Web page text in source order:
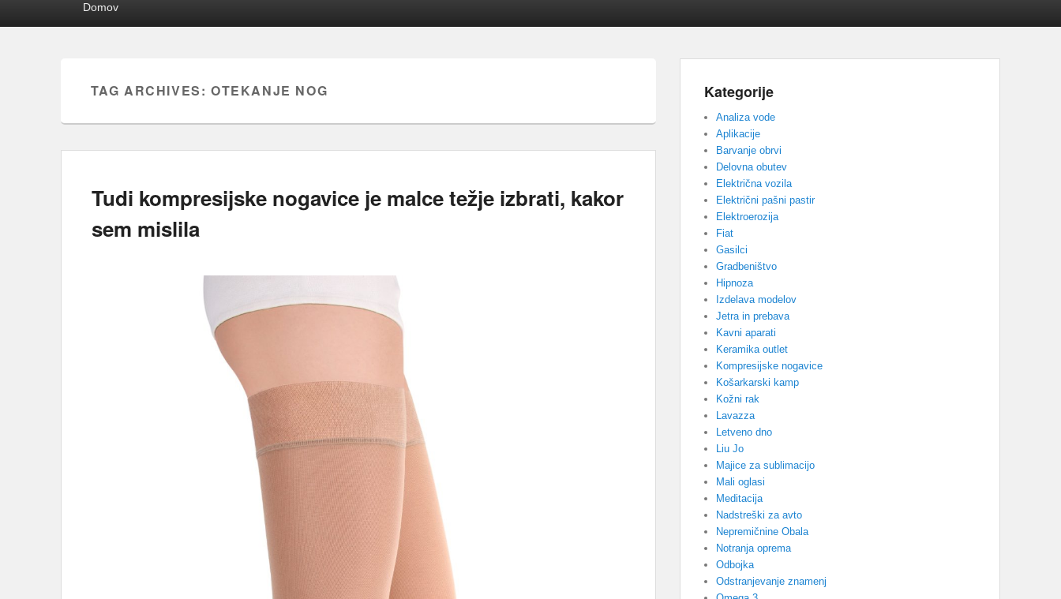
Domov
TAG ARCHIVES:OTEKANJE NOG
Tudi kompresijske nogavice je malce težje izbrati, kakor
sem mislila
Kategorije
Analiza vode
Aplikacije
Barvanje obrvi
Delovna obutev
Električna vozila
Električni pašni pastir
Elektroerozija
Fiat
Gasilci
Gradbeništvo
Hipnoza
Izdelava modelov
Jetra in prebava
Kavni aparati
Keramika outlet
Kompresijske nogavice
Košarkarski kamp
Kožni rak
Lavazza
Letveno dno
Liu Jo
Majice za sublimacijo
Mali oglasi
Meditacija
Nadstreški za avto
Nepremičnine Obala
Notranja oprema
Odbojka
Odstranjevanje znamenj